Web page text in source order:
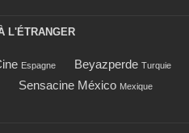
L'ÉTRANGER
Espagne Beyazperde Turquie
Sensacine México Mexique